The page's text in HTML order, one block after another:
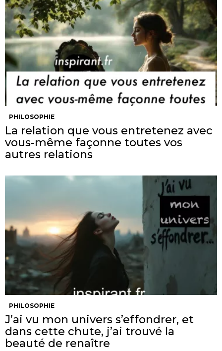
PHILOSOPHIE
La relation que vous entretenez avec
vous-même façonne toutes vos
autres relations
PHILOSOPHIE
J’ai vu mon univers s’effondrer, et
dans cette chute, j’ai trouvé la
beauté de renaître